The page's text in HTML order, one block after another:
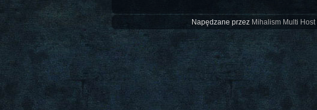
Napędzane przez Mihalism Multi Host|